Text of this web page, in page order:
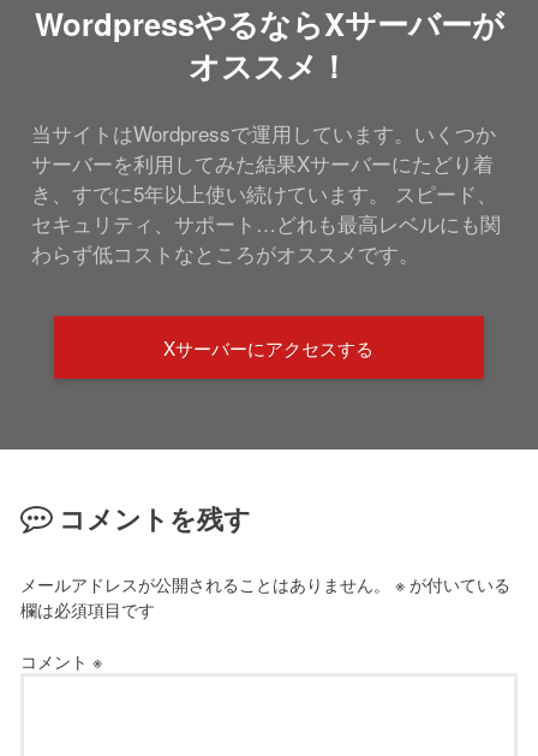
WordpressやるならXサーバーが
オススメ！
当サイトはWordpressで運用しています。いくつか
サーバーを利用してみた結果Xサーバーにたどり着
き、すでに5年以上使い続けています。 スピード、
セキュリティ、サポート…どれも最高レベルにも関
わらず低コストなところがオススメです。
Xサーバーにアクセスする
コメントを残す
メールアドレスが公開されることはありません。 ※が付いている
欄は必須項目です
コメント ※